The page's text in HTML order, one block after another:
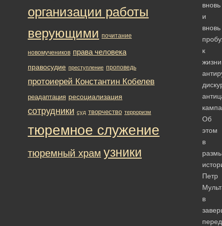
вновь
и
вновь
к
жизни
Об
этом
в
Петр
в
организации работы
верующими почитание
новомучеников права человека
правосудие преступление проповедь
протоиерей Константин Кобелев
реадаптация ресоциализация
сотрудники суд творчество терроризм
тюремное служение
тюремный храм узники